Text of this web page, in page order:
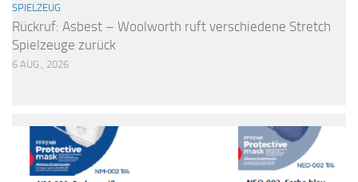
SPIELZEUG
Rückruf: Asbest – Woolworth ruft verschiedene Stretch
Spielzeuge zurück
6 AUG., 2026